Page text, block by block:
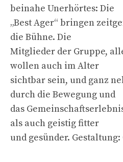
beinahe Unerhörtes: Die
„Best Ager“ bringen
die Bühne. Die
Mitglieder der Gruppe,
wollen auch im Alter
sichtbar sein, und ganz
durch die Bewegung und
das
als auch geistig fitter
und gesünder.